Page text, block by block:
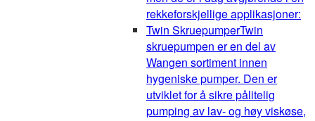
rekkeforskjellige applikasjoner:
Twin SkruepumperTwin
skruepumpen er en del av
Wangen sortiment innen
hygeniske pumper. Den er
utviklet for å sikre pålitelig
pumping av lav- og høy viskøse,